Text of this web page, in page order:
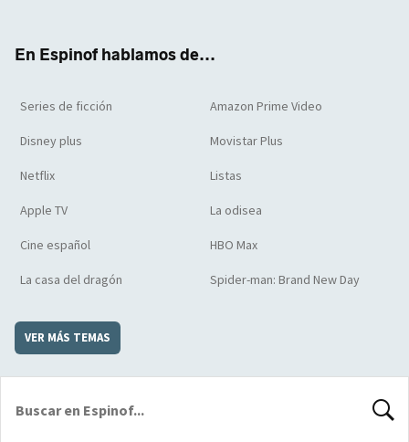
En Espinof hablamos de...
Series de ficción Amazon Prime Video
Disney plus Movistar Plus
Netflix Listas
Apple TV La odisea
Cine español HBO Max
La casa del dragón Spider-man: Brand New Day
VER MÁS TEMAS